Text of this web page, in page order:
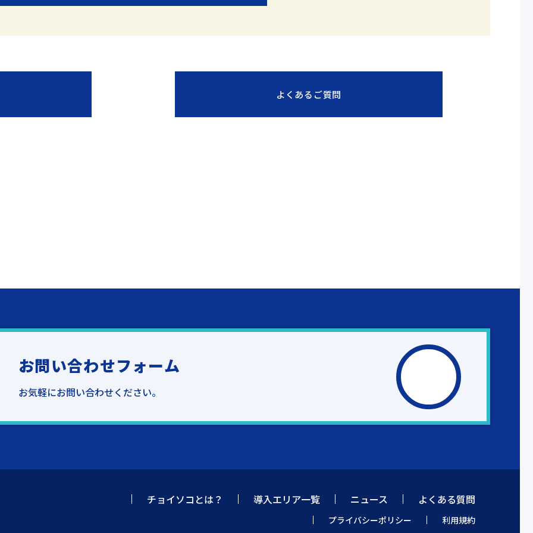
よくあるご質問
お問い合わせフォーム
お気軽にお問い合わせください。
チョイソコとは？ 導入エリア一覧 ニュース よくある質問
プライバシーポリシー 利用規約